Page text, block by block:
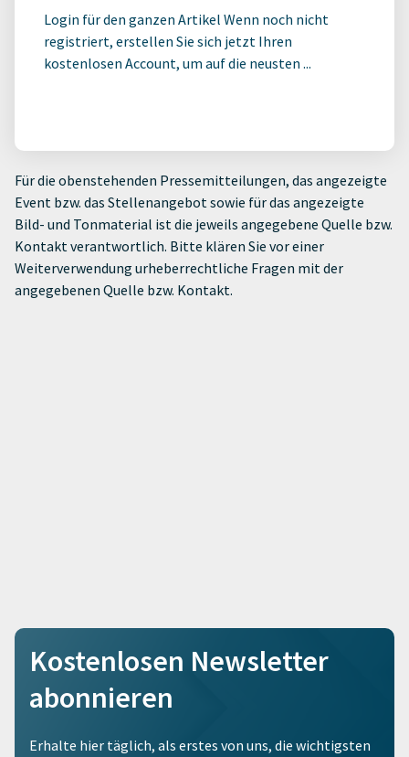
Login für den ganzen Artikel Wenn noch nicht
registriert, erstellen Sie sich jetzt Ihren
kostenlosen Account, um auf die neusten ...
Für die obenstehenden Pressemitteilungen, das angezeigte
Event bzw. das Stellenangebot sowie für das angezeigte
Bild- und Tonmaterial ist die jeweils angegebene Quelle bzw.
Kontakt verantwortlich. Bitte klären Sie vor einer
Weiterverwendung urheberrechtliche Fragen mit der
angegebenen Quelle bzw. Kontakt.
Kostenlosen Newsletter
abonnieren
Erhalte hier täglich, als erstes von uns, die wichtigsten